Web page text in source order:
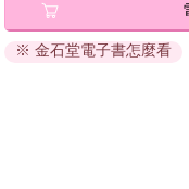
你與他人交談時，切勿
直強調彼此都贊同的事
退換貨須知：
因版權保護，您在
※ 金石堂電子書怎麼看